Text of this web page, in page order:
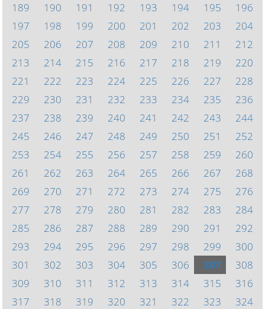
189
190 191 192 193 194 195
196
197
198 199 200 201 202 203
204
205
206 207 208 209 210 211
212
213
214 215 216 217 218 219
220
221
222 223 224 225 226 227
228
229
230 231 232 233 234 235
236
237
238 239 240 241 242 243
244
245
246 247 248 249 250 251
252
253
254 255 256 257 258 259
260
261
262 263 264 265 266 267
268
269
270 271 272 273 274 275
276
277
278 279 280 281 282 283
284
285
286 287 288 289 290 291
292
293
294 295 296 297 298 299
300
301
302 303 304 305 306 307
308
309
310 311 312 313 314 315
316
317
318 319 320 321 322 323
324